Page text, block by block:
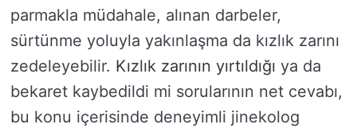
parmakla müdahale, alınan darbeler,
sürtünme yoluyla yakınlaşma da kızlık zarını
zedeleyebilir. Kızlık zarının yırtıldığı ya da
bekaret kaybedildi mi sorularının net cevabı,
bu konu içerisinde deneyimli jinekolog